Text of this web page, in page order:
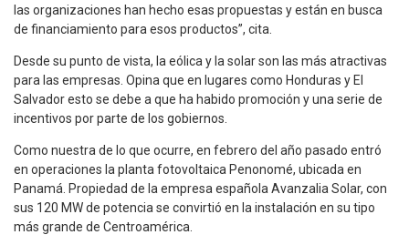
las organizaciones han hecho esas propuestas y están en busca
de financiamiento para esos productos”, cita.
Desde su punto de vista, la eólica y la solar son las más atractivas
para las empresas. Opina que en lugares como Honduras y El
Salvador esto se debe a que ha habido promoción y una serie de
incentivos por parte de los gobiernos.
Como nuestra de lo que ocurre, en febrero del año pasado entró
en operaciones la planta fotovoltaica Penonomé, ubicada en
Panamá. Propiedad de la empresa española Avanzalia Solar, con
sus 120 MW de potencia se convirtió en la instalación en su tipo
más grande de Centroamérica.